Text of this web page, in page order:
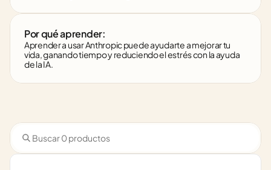
Por qué aprender:
Aprender a usar Anthropic puede ayudarte a mejorar tu
vida, ganando tiempo y reduciendo el estrés con la ayuda
de la IA.